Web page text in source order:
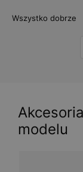
Wszystko dobrze
modelu